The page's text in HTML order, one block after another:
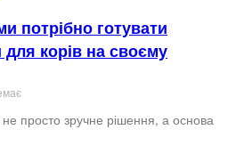
потрібно готувати
для корів на своєму
просто зручне рішення, а основа